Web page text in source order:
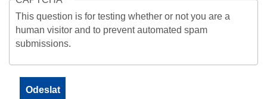
This question is for testing whether or not you are a
human visitor and to prevent automated spam
submissions.